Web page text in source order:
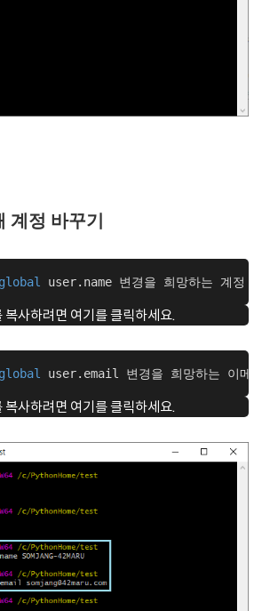
계정 바꾸기
global user.name 변경을 희망하는 계정
복사하려면 여기를 클릭하세요.
global user.email 변경을 희망하는 이메
복사하려면 여기를 클릭하세요.